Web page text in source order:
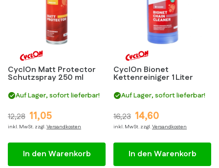
CyclOn Matt Protector
Schutzspray 250 ml
Auf Lager, sofort lieferbar!
11,05
12,28
inkl. MwSt. zzgl.Versandkosten
In den Warenkorb
CyclOn Bionet
Kettenreiniger 1 Liter
Auf Lager, sofort lieferbar!
14,60
16,23
inkl. MwSt. zzgl.Versandkosten
In den Warenkorb